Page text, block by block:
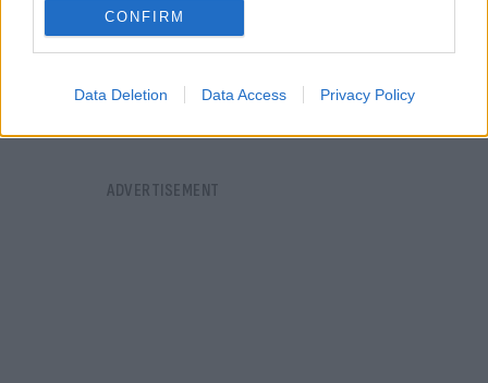
CONFIRM
Data Deletion Data Access Privacy Policy